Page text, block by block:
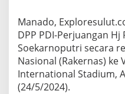
u
m
M
e
g
a
Manado,
DPP PDI-Perjuangan Hj
Soekarnoputri secara
Nasional (Rakernas) ke
International Stadium,
(24/5/2024).